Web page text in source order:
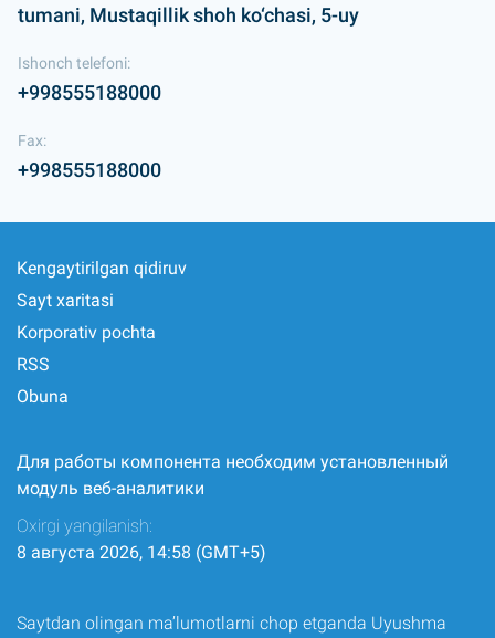
tumani, Mustaqillik shoh ko‘chasi, 5-uy
Ishonch telefoni:
+998555188000
Fax:
+998555188000
Kengaytirilgan qidiruv
Sayt xaritasi
Korporativ pochta
RSS
Obuna
Для работы компонента необходим установленный
модуль веб-аналитики
Oxirgi yangilanish:
8 августа 2026, 14:58 (GMT+5)
Saytdan olingan ma’lumotlarni chop etganda Uyushma